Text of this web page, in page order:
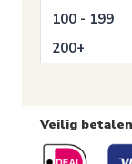
100 - 199
200+
Veilig